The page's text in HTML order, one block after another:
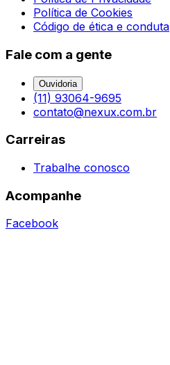
Política de Cookies
Código de ética e conduta
Fale com a gente
Ouvidoria
(11) 93064-9695
contato@nexux.com.br
Carreiras
Trabalhe conosco
Acompanhe
Facebook